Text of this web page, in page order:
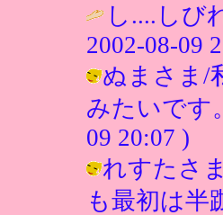
し....し
2002-08-09
ぬまさま/
みたいです
09 20:07 )
れすたさ
も最初は半